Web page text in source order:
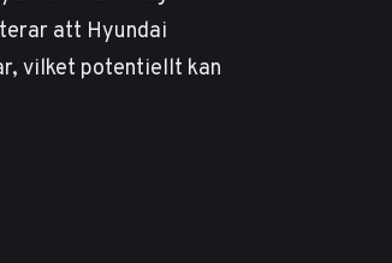
att Hyundai
vilket potentiellt kan